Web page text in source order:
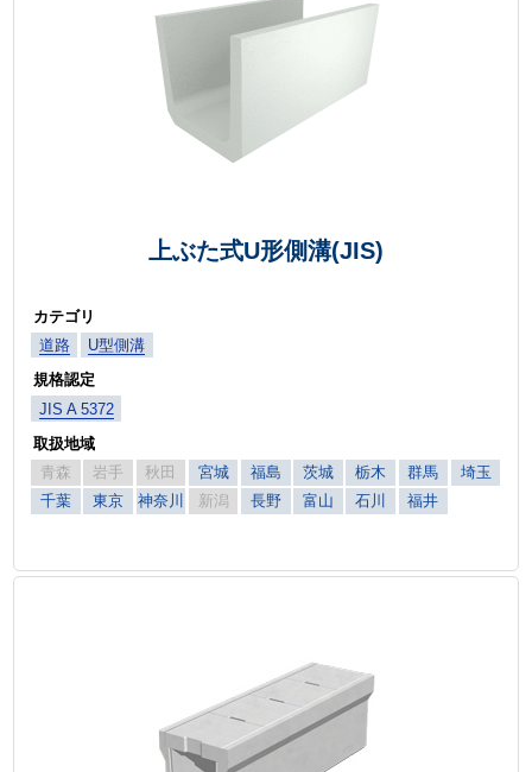
上ぶた式U形側溝(JIS)
カテゴリ
道路
U型側溝
規格認定
JIS A 5372
取扱地域
青森
岩手 秋田 宮城 福島 茨城 栃木 群馬
埼玉
千葉
東京 神奈川 新潟 長野 富山 石川 福井